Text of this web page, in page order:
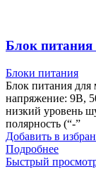
Блок питания
Блоки питания
Блок питания для
напряжение: 9В,
низкий уровень
полярность (“-”
Добавить в
Подробнее
Быстрый